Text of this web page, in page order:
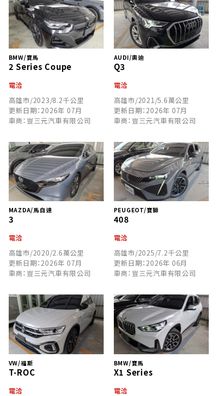
BMW/寶馬
2 Series Coupe
電洽
高雄市/2023/8.2千公里
更新日期：2026年 07月
車商：豈三元汽車有限公司
AUDI/奧迪
Q3
電洽
高雄市/2021/5.6萬公里
更新日期：2026年 07月
車商：豈三元汽車有限公司
MAZDA/馬自達
3
電洽
高雄市/2020/2.6萬公里
更新日期：2026年 07月
車商：豈三元汽車有限公司
PEUGEOT/寶獅
408
電洽
高雄市/2025/7.2千公里
更新日期：2026年 06月
車商：豈三元汽車有限公司
VW/福斯
T-ROC
電洽
BMW/寶馬
X1 Series
電洽